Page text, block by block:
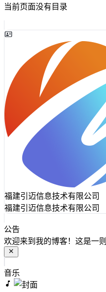
当前页面没有目录
福建引迈信息技术有限公司
福建引迈信息技术有限公司
公告
欢迎来到我的博客！这是一
音乐